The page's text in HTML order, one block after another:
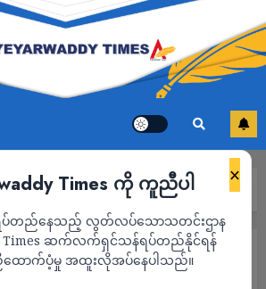
×
Times ကို ကူညီပါ
ပ်တည်နေသည့် လွတ်လပ်သောသတင်းဌာန
Times ဆက်လက်ရှင်သန်ရပ်တည်နိုင်ရန်
ာက်ပံ့မှု အထူးလိုအပ်နေပါသည်။
Page 231